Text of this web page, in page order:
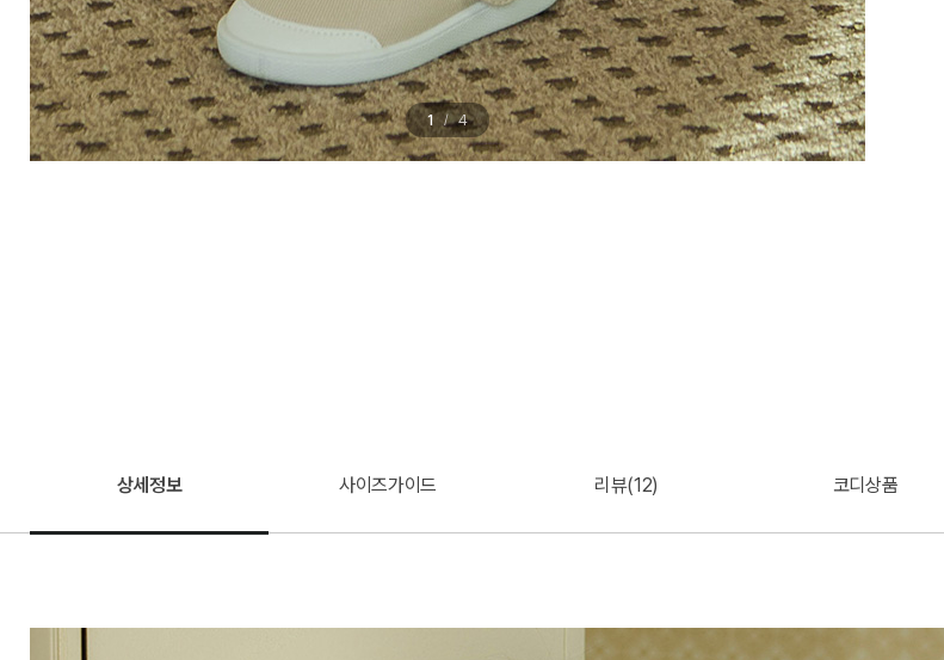
1 / 4
상세정보 사이즈가이드 리뷰(12) 코디상품